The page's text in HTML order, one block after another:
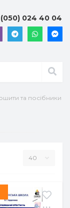
024 40 04
та посібники 8